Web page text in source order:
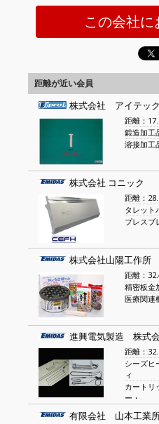
この会社
距離が近い会員
株式会社 アイテッ
距離：
鍛造加工
溶接加工
株式会社 コニック
距離：
タレット
プレスブ
株式会社山陽工作所
距離：
精密板金
医療関連
進興電気製造 株式
距離：
シーズヒ
ィ
カートリ
ー・
有限会社 山本工業